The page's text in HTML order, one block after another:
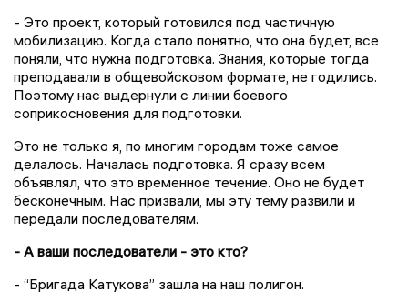
- Это проект, который готовился под частичную
мобилизацию. Когда стало понятно, что она будет, все
поняли, что нужна подготовка. Знания, которые тогда
преподавали в общевойсковом формате, не годились.
Поэтому нас выдернули с линии боевого
соприкосновения для подготовки.
Это не только я, по многим городам тоже самое
делалось. Началась подготовка. Я сразу всем
объявлял, что это временное течение. Оно не будет
бесконечным. Нас призвали, мы эту тему развили и
передали последователям.
- А ваши последователи - это кто?
- “Бригада Катукова” зашла на наш полигон.